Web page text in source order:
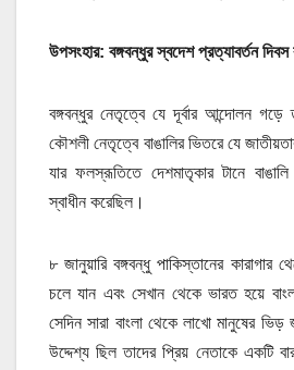
উপসংহার: বঙ্গবন্ধুর স্বদেশ প্রত্যাবর্তন দিবস
বঙ্গবন্ধুর নেতৃত্বে যে দূর্বার আন্দোলন গড়ে
কৌশলী নেতৃত্বে বাঙালির ভিতরে যে
যার ফলস্রূতিতে দেশমাতৃকার টানে
স্বাধীন করেছিল।
৮ জানুয়ারি বঙ্গবন্ধু পাকিস্তানের কারাগার
চলে যান এবং সেখান থেকে ভারত হয়ে
সেদিন সারা বাংলা থেকে লাখো মানুষের ভিড়
উদ্দেশ্য ছিল তাদের প্রিয় নেতাকে একটি